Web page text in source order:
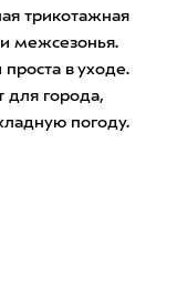
трикотажная
межсезонья.
в уходе.
для города,
погоду.